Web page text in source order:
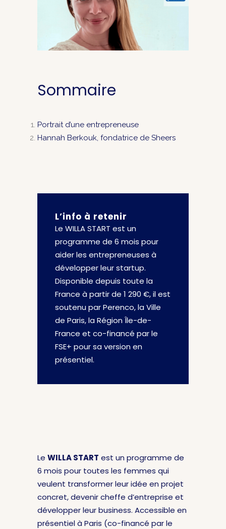
Sommaire
Portrait d’une entrepreneuse
Hannah Berkouk, fondatrice de Sheers
L’info à retenir
Le WILLA START est un
programme de 6 mois pour
aider les entrepreneuses à
développer leur startup.
Disponible depuis toute la
France à partir de 1 290 €, il est
soutenu par Perenco, la Ville
de Paris, la Région Île-de-
France et co-financé par le
FSE+ pour sa version en
présentiel.
Le WILLA START est un programme de
6 mois pour toutes les femmes qui
veulent transformer leur idée en projet
concret, devenir cheffe d’entreprise et
développer leur business. Accessible en
présentiel à Paris (co-financé par le